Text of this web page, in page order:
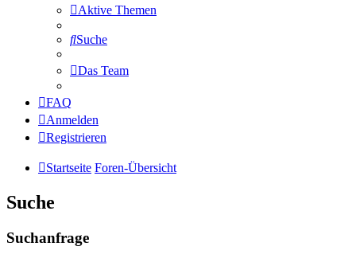
Aktive Themen
Suche
Das Team
FAQ
Anmelden
Registrieren
Startseite Foren-Übersicht
Suche
Suchanfrage